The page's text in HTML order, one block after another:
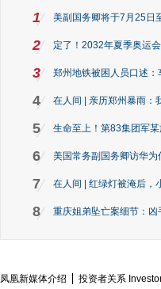
1 美副国务卿将于7月25日
2 定了！2032年夏季奥运
3 郑州地铁被困人员口述
4 在人间 | 亲历郑州暴雨：
5 生命至上！第83集团军
6 美国常务副国务卿访华
7 在人间 | 红绿灯被淹后，
8 重庆姐弟坠亡案细节：
凤凰新媒体介绍 投资者关系